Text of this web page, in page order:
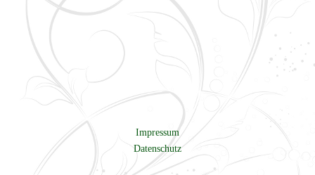
Impressum
Datenschutz